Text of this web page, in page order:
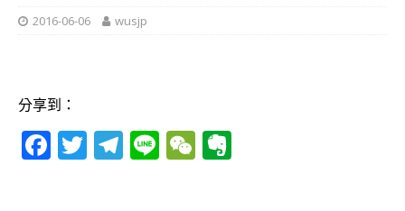
2016-06-06 wusjp
分享到：
F T T Li W